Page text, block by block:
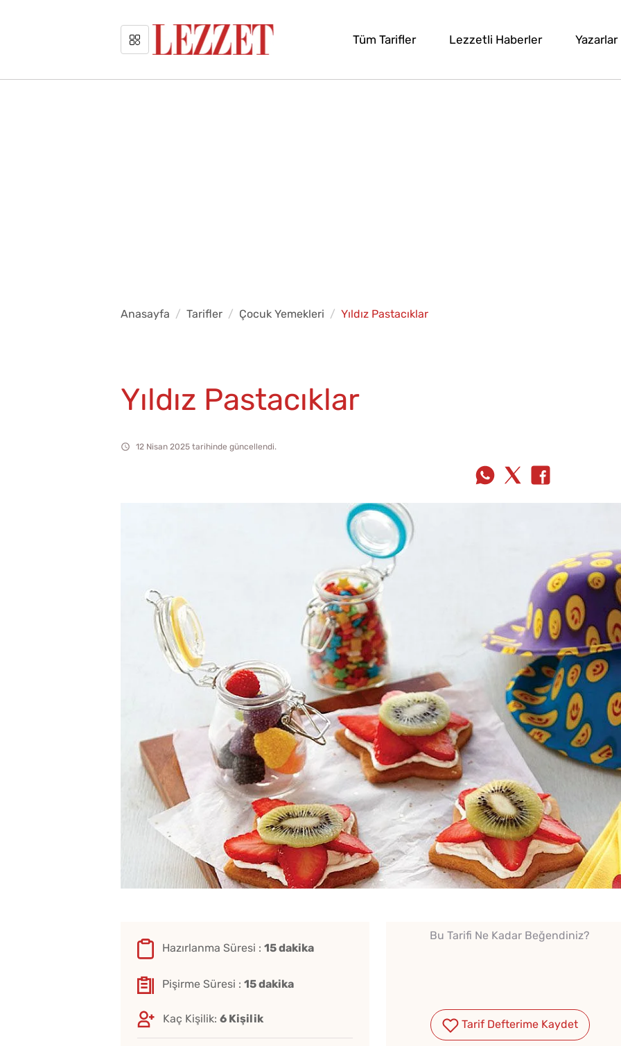
Tüm Tarifler Lezzetli Haberler Yazarlar
Anasayfa Tarifler Çocuk Yemekleri Yıldız Pastacıklar
Yıldız Pastacıklar
12 Nisan 2025 tarihinde güncellendi.
Hazırlanma Süresi : 15 dakika
Pişirme Süresi : 15 dakika
Kaç Kişilik: 6 Kişilik
Bu Tarifi Ne Kadar Beğendiniz?
Tarif Defterime Kaydet
Menemenlik Domates Kaç